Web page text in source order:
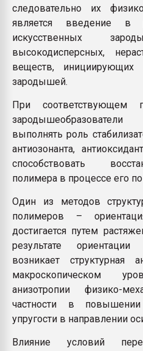
следовательно их
является введение в
искусственных
высокодисперсных,
веществ, инициирующих
зародышей.
При соответствующем
выполнять роль
антиозонанта,
способствовать
полимера в процессе его
Один из методов
полимеров –
достигается путем
результате
возникает структурная
макроскопическом
анизотропии физико-
частности в
упругости в направлении
Влияние условий